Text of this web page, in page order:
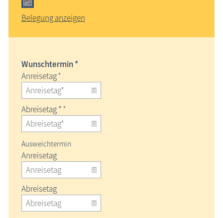
Belegung anzeigen
Wunschtermin *
Anreisetag*
Abreisetag **
Ausweichtermin
Anreisetag
Abreisetag